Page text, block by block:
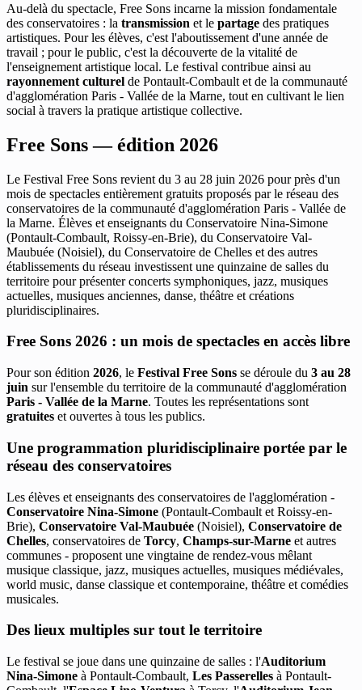
Au-delà du spectacle, Free Sons incarne la mission fondamentale
des conservatoires : la transmission et le partage des pratiques
artistiques. Pour les élèves, c'est l'aboutissement d'une année de
travail ; pour le public, c'est la découverte de la vitalité de
l'enseignement artistique local. Le festival contribue ainsi au
rayonnement culturel de Pontault-Combault et de la communauté
d'agglomération Paris - Vallée de la Marne, tout en cultivant le lien
social à travers la pratique artistique collective.
Free Sons — édition 2026
Le Festival Free Sons revient du 3 au 28 juin 2026 pour près d'un
mois de spectacles entièrement gratuits proposés par le réseau des
conservatoires de la communauté d'agglomération Paris - Vallée de
la Marne. Élèves et enseignants du Conservatoire Nina-Simone
(Pontault-Combault, Roissy-en-Brie), du Conservatoire Val-
Maubuée (Noisiel), du Conservatoire de Chelles et des autres
établissements du réseau investissent une quinzaine de salles du
territoire pour présenter concerts symphoniques, jazz, musiques
actuelles, musiques anciennes, danse, théâtre et créations
pluridisciplinaires.
Free Sons 2026 : un mois de spectacles en accès libre
Pour son édition 2026, le Festival Free Sons se déroule du 3 au 28
juin sur l'ensemble du territoire de la communauté d'agglomération
Paris - Vallée de la Marne. Toutes les représentations sont
gratuites et ouvertes à tous les publics.
Une programmation pluridisciplinaire portée par le
réseau des conservatoires
Les élèves et enseignants des conservatoires de l'agglomération -
Conservatoire Nina-Simone (Pontault-Combault et Roissy-en-
Brie), Conservatoire Val-Maubuée (Noisiel), Conservatoire de
Chelles, conservatoires de Torcy, Champs-sur-Marne et autres
communes - proposent une vingtaine de rendez-vous mêlant
musique classique, jazz, musiques actuelles, musiques médiévales,
world music, danse classique et contemporaine, théâtre et comédies
musicales.
Des lieux multiples sur tout le territoire
Le festival se joue dans une quinzaine de salles : l'Auditorium
Nina-Simone à Pontault-Combault, Les Passerelles à Pontault-